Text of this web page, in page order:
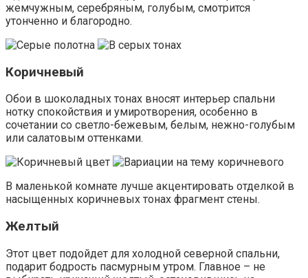
жемчужным, серебряным, голубым, смотрится
утонченно и благородно.
Коричневый
Обои в шоколадных тонах вносят интерьер спальни
нотку спокойствия и умиротворения, особенно в
сочетании со светло-бежевым, белым, нежно-голубым
или салатовым оттенками.
В маленькой комнате лучше акцентировать отделкой в
насыщенных коричневых тонах фрагмент стены.
Желтый
Этот цвет подойдет для холодной северной спальни,
подарит бодрость пасмурным утром. Главное – не